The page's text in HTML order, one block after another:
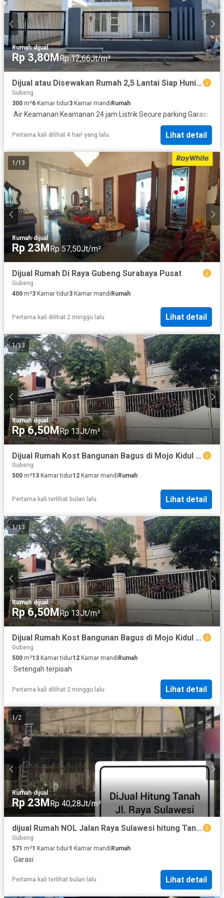
Rumah·dijual
Rp 3,80MRp 12,66Jt/m²
Dijual atau Disewakan Rumah 2,5 Lantai Siap Huni di Ngagel Jaya, Surabaya Pusat
Gubeng
300 m²6 Kamar tidur3 Kamar mandi Rumah
·Air·Keamanan·Keamanan 24 jam·Listrik·Secure parking·Garasi·
Pertama kali dilihat 4 hari yang lalu Lihat detail
1 /13
Rumah·dijual
Rp 23MRp 57,50Jt/m²
Dijual Rumah Di Raya Gubeng Surabaya Pusat
Gubeng
400 m²3 Kamar tidur3 Kamar mandiRumah
Pertama kali dilihat 2 minggu lalu Lihat detail
1/13
Rumah·dijual
Rp 6,50MRp 13Jt/m²
Dijual Rumah Kost Bangunan Bagus di Mojo Kidul Dekat Kampus Unair
Gubeng
500 m²13 Kamar tidur12 Kamar mandi Rumah
Pertama kali terlihat bulan lalu Lihat detail
1/13
Rumah·dijual
Rp 6,50MRp 13Jt/m²
Dijual Rumah Kost Bangunan Bagus di Mojo Kidul Dekat Kampus Unair
Gubeng
500 m²13 Kamar tidur12 Kamar mandi Rumah
·Setengah terpisah
Pertama kali dilihat 2 minggu lalu Lihat detail
1/2
Rumah·dijual
Rp 23MRp 40,28Jt/m²
dijual Rumah NOL Jalan Raya Sulawesi hitung Tanah 16x35 cocok u Ruko
Gubeng
571 m²1 Kamar tidur1 Kamar mandiRumah
·Garasi
Pertama kali terlihat bulan lalu Lihat detail